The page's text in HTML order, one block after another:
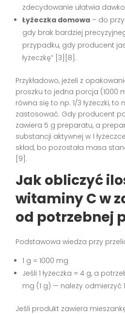
zdecydowanie ułatwia
Łyżeczka domowa – do
gdy brak bardziej
przypadku, gdy producent
łyżeczkę” [3][8] .
Przykładowo, jeżeli z
proszku to jedna porcja (1000
równa się to np. 1/3 łyżeczki, to
zastosować. Gdy producent
zawiera 5 g preparatu, a
substancji aktywnej w 1
skład, bo pozostała masa
[9] .
Jak obliczyć
witaminy C w
od potrzebnej
Podstawowa wiedza przy
1 g = 1000 mg
Jeśli 1 łyżeczka = 4 g, a
mg (1 g) — należy odmierzyć
Jeśli produkt zawiera